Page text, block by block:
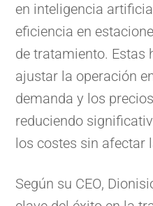
en inteligencia
eficiencia en
de tratamiento. Estas
ajustar la operación
demanda y los
reduciendo
los costes sin afectar
Según su CEO,